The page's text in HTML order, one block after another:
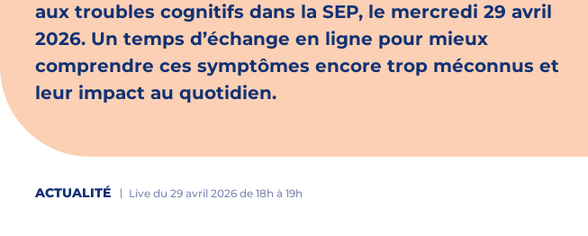
aux troubles cognitifs dans la SEP, le mercredi 29 avril
2026. Un temps d’échange en ligne pour mieux
comprendre ces symptômes encore trop méconnus et
leur impact au quotidien.
ACTUALITÉ Live du 29 avril 2026 de 18h à 19h